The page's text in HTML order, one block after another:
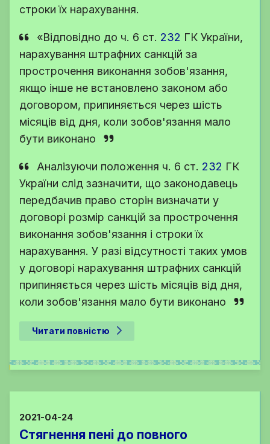
строки їх нарахування.
«Відповідно до ч. 6 ст. 232 ГК України,
нарахування штрафних санкцій за
прострочення виконання зобов'язання,
якщо інше не встановлено законом або
договором, припиняється через шість
місяців від дня, коли зобов'язання мало
бути виконано
Аналізуючи положення ч. 6 ст. 232 ГК
України слід зазначити, що законодавець
передбачив право сторін визначати у
договорі розмір санкцій за прострочення
виконання зобов'язання і строки їх
нарахування. У разі відсутності таких умов
у договорі нарахування штрафних санкцій
припиняється через шість місяців від дня,
коли зобов'язання мало бути виконано
Читати повністю
2021-04-24
Стягнення пені до повного